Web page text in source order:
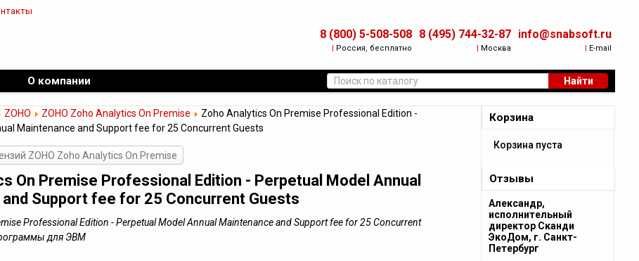
8 (800) 5-508-508
| Россия, бесплатно
8 (495) 744-32-87
| Москва
info@snabsoft.ru
| E-mail
О компании Найти
ZOHO ZOHO Zoho Analytics On Premise
Zoho Analytics On Premise Professional Edition -
Maintenance and Support fee for 25 Concurrent Guests
ZOHO Zoho Analytics On Premise
On Premise Professional Edition - Perpetual Model Annual
Support fee for 25 Concurrent Guests
Professional Edition - Perpetual Model Annual Maintenance and Support fee for 25 Concurrent
для ЭВМ
Корзина
Корзина пуста
Отзывы
Александр,
исполнительный
директор Сканди
ЭкоДом, г. Санкт-
Петербург